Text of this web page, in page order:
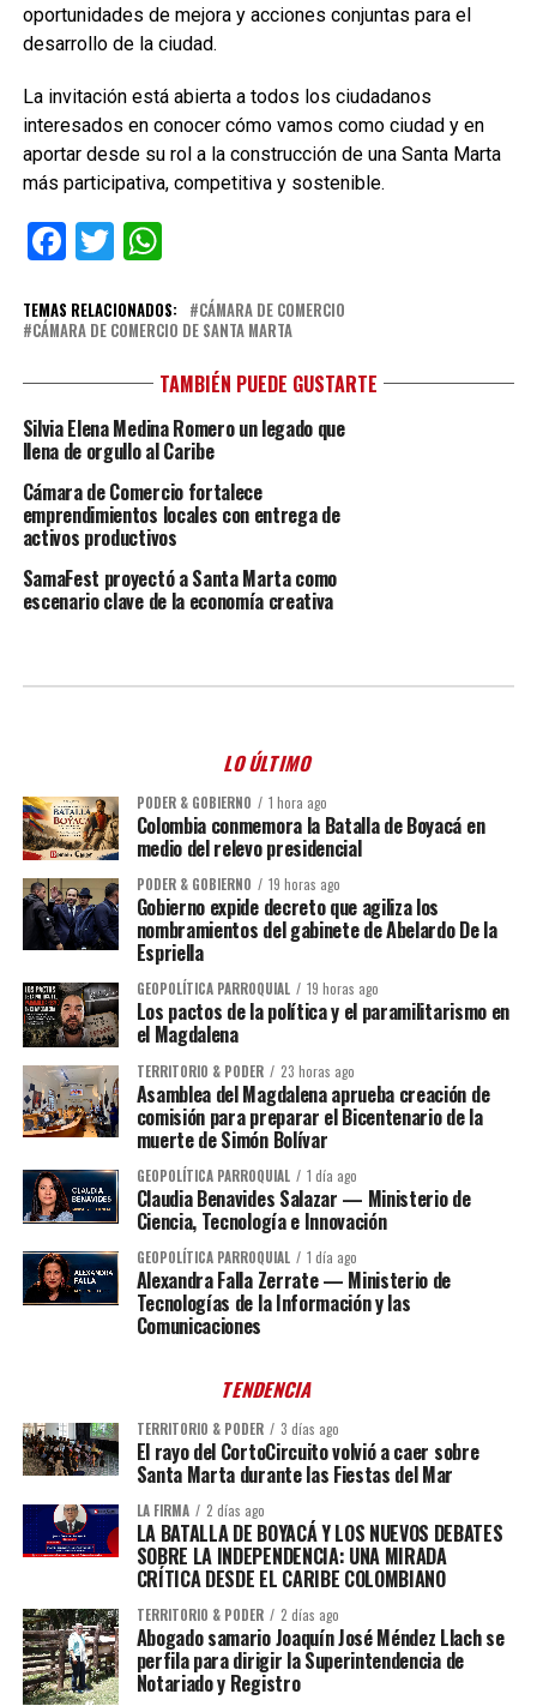
oportunidades de mejora y acciones conjuntas para el
desarrollo de la ciudad.
La invitación está abierta a todos los ciudadanos
interesados en conocer cómo vamos como ciudad y en
aportar desde su rol a la construcción de una Santa Marta
más participativa, competitiva y sostenible.
Facebook
TwitterWhatsApp
TEMAS RELACIONADOS:
CÁMARA DE COMERCIO
CÁMARA DE COMERCIO DE SANTA MARTA
TAMBIÉN PUEDE GUSTARTE
Silvia Elena Medina Romero un legado que
llena de orgullo al Caribe
Cámara de Comercio fortalece
emprendimientos locales con entrega de
activos productivos
SamaFest proyectó a Santa Marta como
escenario clave de la economía creativa
LO ÚLTIMO
PODER & GOBIERNO 1 hora ago
Colombia conmemora la Batalla de Boyacá en
medio del relevo presidencial
PODER & GOBIERNO 19 horas ago
Gobierno expide decreto que agiliza los
nombramientos del gabinete de Abelardo De la
Espriella
GEOPOLÍTICA PARROQUIAL 19 horas ago
Los pactos de la política y el paramilitarismo en
el Magdalena
TERRITORIO & PODER 23 horas ago
Asamblea del Magdalena aprueba creación de
comisión para preparar el Bicentenario de la
muerte de Simón Bolívar
GEOPOLÍTICA PARROQUIAL 1 día ago
Claudia Benavides Salazar — Ministerio de
Ciencia, Tecnología e Innovación
GEOPOLÍTICA PARROQUIAL 1 día ago
Alexandra Falla Zerrate — Ministerio de
Tecnologías de la Información y las
Comunicaciones
TENDENCIA
TERRITORIO & PODER 3 días ago
El rayo del CortoCircuito volvió a caer sobre
Santa Marta durante las Fiestas del Mar
LA FIRMA 2 días ago
LA BATALLA DE BOYACÁ Y LOS NUEVOS DEBATES
SOBRE LA INDEPENDENCIA: UNA MIRADA
CRÍTICA DESDE EL CARIBE COLOMBIANO
TERRITORIO & PODER 2 días ago
Abogado samario Joaquín José Méndez Llach se
perfila para dirigir la Superintendencia de
Notariado y Registro